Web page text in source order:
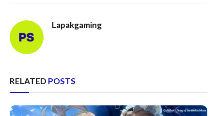
Lapakgaming
RELATED POSTS